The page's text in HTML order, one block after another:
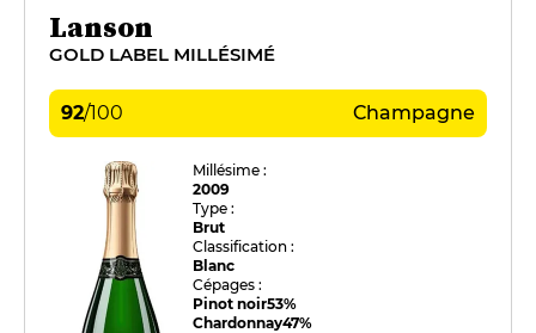
Lanson
GOLD LABEL MILLÉSIMÉ
92/100 Champagne
Millésime :
2009
Type :
Brut
Classification :
Blanc
Cépages :
Pinot noir53%
Chardonnay47%